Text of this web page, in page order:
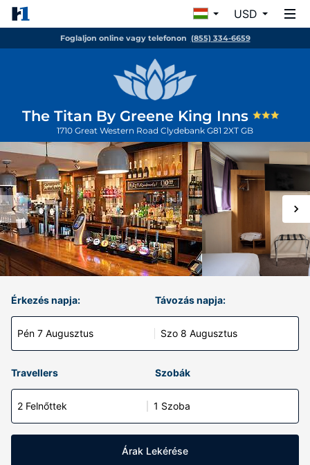
USD
Foglaljon online vagy telefonon (855) 334-6659
The Titan By Greene King Inns
1710 Great Western Road Clydebank G81 2XT GB
Érkezés napja:
Pén 7 Augusztus
Távozás napja:
Szo 8 Augusztus
Travellers Szobák
2 Felnőttek 1 Szoba
Árak Lekérése